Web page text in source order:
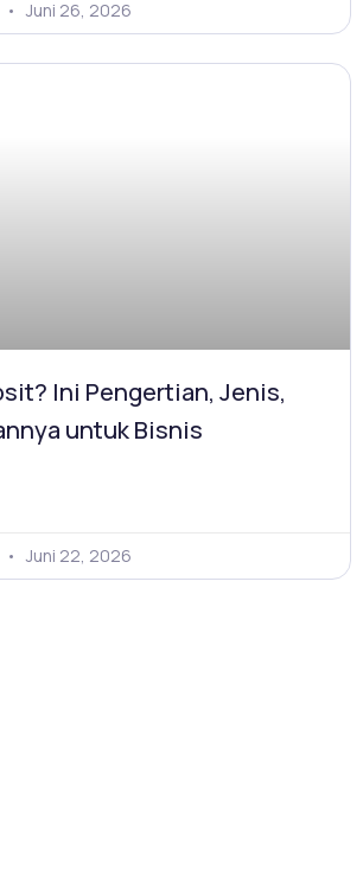
Juni 26, 2026
Ini Pengertian, Jenis,
untuk Bisnis
Juni 22, 2026